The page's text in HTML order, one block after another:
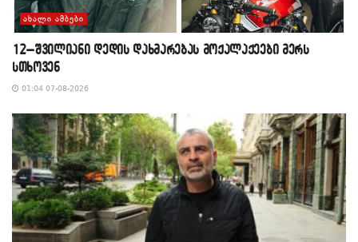
ᲐᲮᲐᲚᲘ ᲐᲛᲑᲔᲑᲘ
12–შვილიანი დედის დახმარებას მოქალაქეები მერს
სთხოვენ
01:04 07-08-2026